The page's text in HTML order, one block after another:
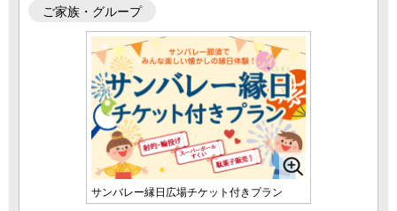
ご家族・グループ
サンバレー縁日広場チケット付きプラン